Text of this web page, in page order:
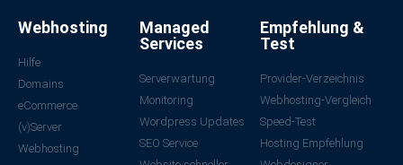
Webhosting
Hilfe
Domains
eCommerce
(v)Server
Webhosting
Managed
Services
Serverwartung
Monitoring
Wordpress Updates
SEO Service
Empfehlung &
Test
Provider-Verzeichnis
Webhosting-Vergleich
Speed-Test
Hosting Empfehlung